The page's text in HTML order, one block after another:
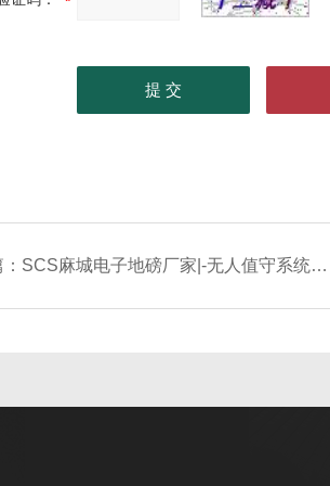
SCS麻城电子地磅厂家|-无人值守系统价格